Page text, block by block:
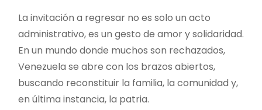
La invitación a regresar no es solo un acto
administrativo, es un gesto de amor y solidaridad.
En un mundo donde muchos son rechazados,
Venezuela se abre con los brazos abiertos,
buscando reconstituir la familia, la comunidad y,
en última instancia, la patria.